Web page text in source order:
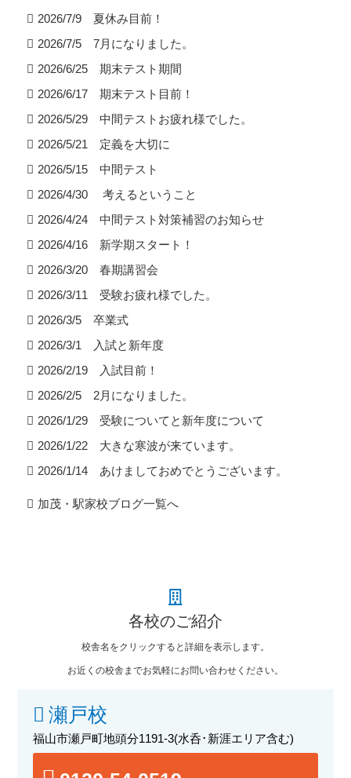
2026/7/9 夏休み目前！
2026/7/5 7月になりました。
2026/6/25 期末テスト期間
2026/6/17 期末テスト目前！
2026/5/29 中間テストお疲れ様でした。
2026/5/21 定義を大切に
2026/5/15 中間テスト
2026/4/30 考えるということ
2026/4/24 中間テスト対策補習のお知らせ
2026/4/16 新学期スタート！
2026/3/20 春期講習会
2026/3/11 受験お疲れ様でした。
2026/3/5 卒業式
2026/3/1 入試と新年度
2026/2/19 入試目前！
2026/2/5 2月になりました。
2026/1/29 受験についてと新年度について
2026/1/22 大きな寒波が来ています。
2026/1/14 あけましておめでとうございます。
加茂・駅家校ブログ一覧へ
各校のご紹介
校舎名をクリックすると詳細を表示します。
お近くの校舎までお気軽にお問い合わせください。
瀬戸校
福山市瀬戸町地頭分1191-3(水呑･新涯エリア含む)